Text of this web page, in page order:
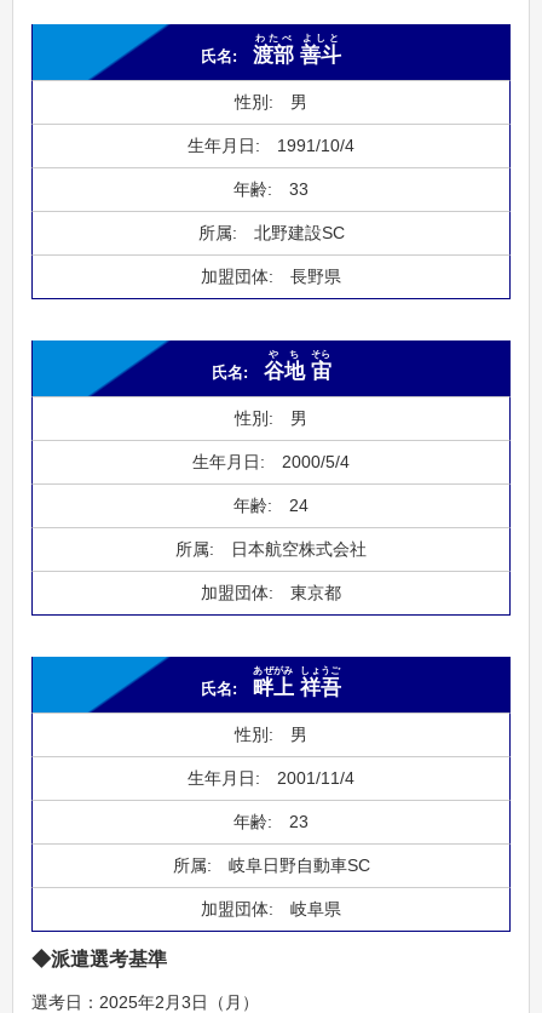
渡部
わたべ
善斗
よしと
男
1991/10/4
33
北野建設SC
長野県
谷地
やち
宙
そら
男
2000/5/4
24
日本航空株式会社
東京都
畔上
あぜがみ
祥吾
しょうご
男
2001/11/4
23
岐阜日野自動車SC
岐阜県
◆派遣選考基準
選考日：2025年2月3日（月）